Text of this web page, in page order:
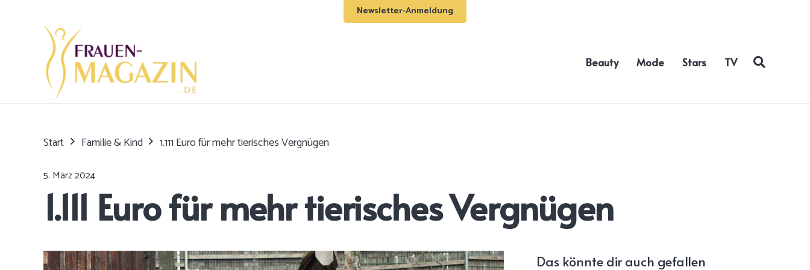
Newsletter-Anmeldung
Beauty Mode Stars TV
Start Familie & Kind 1.111 Euro für mehr tierisches Vergnügen
5. März 2024
1.111 Euro für mehr tierisches Vergnügen
Das könnte dir auch gefallen